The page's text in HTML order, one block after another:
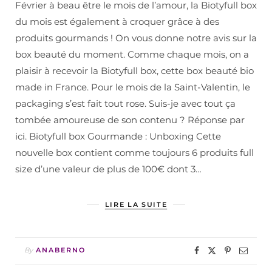
Février à beau être le mois de l’amour, la Biotyfull box
du mois est également à croquer grâce à des
produits gourmands ! On vous donne notre avis sur la
box beauté du moment. Comme chaque mois, on a
plaisir à recevoir la Biotyfull box, cette box beauté bio
made in France. Pour le mois de la Saint-Valentin, le
packaging s’est fait tout rose. Suis-je avec tout ça
tombée amoureuse de son contenu ? Réponse par
ici. Biotyfull box Gourmande : Unboxing Cette
nouvelle box contient comme toujours 6 produits full
size d’une valeur de plus de 100€ dont 3…
LIRE LA SUITE
By ANABERNO